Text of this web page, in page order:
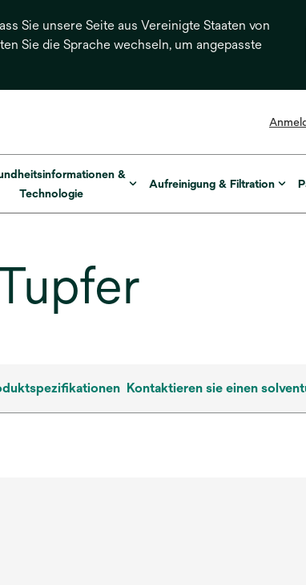
Sie unsere Seite aus Vereinigte Staaten von
Sie die Sprache wechseln, um angepasste
&
Technologie
Aufreinigung & Filtration
Kontaktieren sie einen